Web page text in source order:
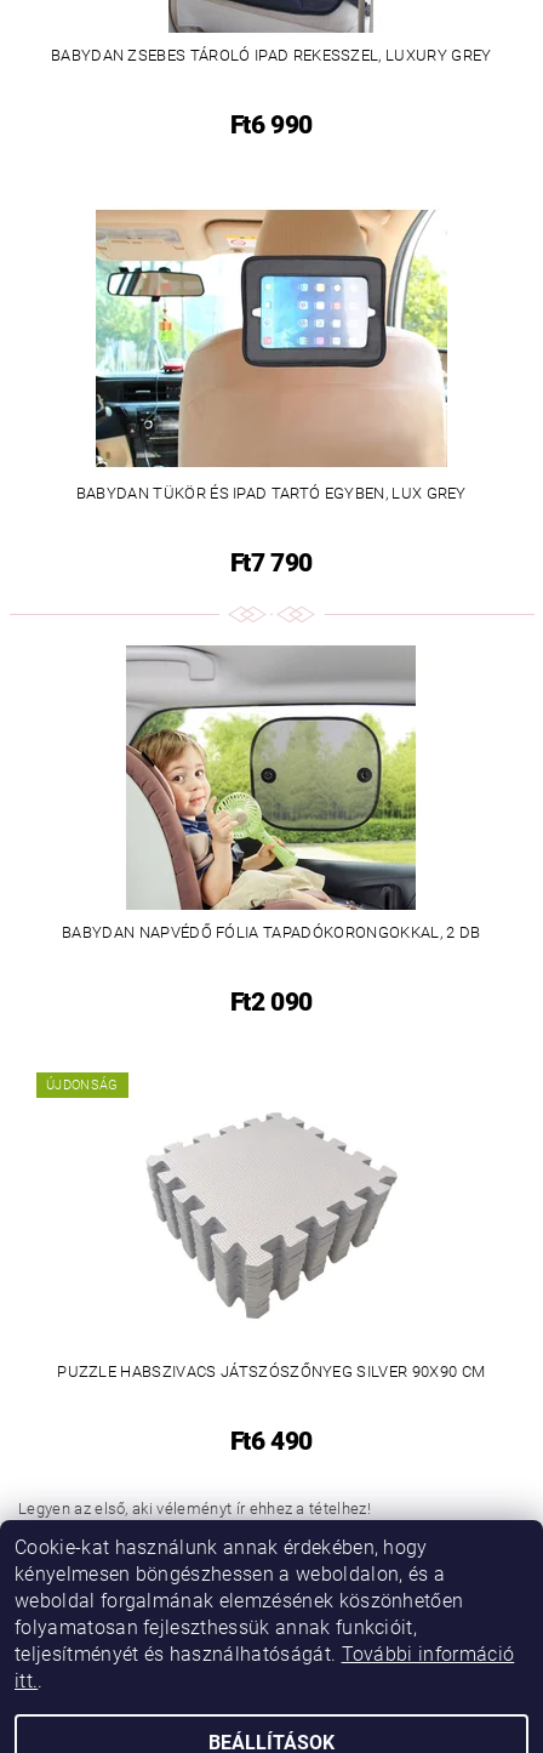
BABYDAN ZSEBES TÁROLÓ IPAD REKESSZEL, LUXURY GREY
Ft6 990
BABYDAN TÜKÖR ÉS IPAD TARTÓ EGYBEN, LUX GREY
Ft7 790
BABYDAN NAPVÉDŐ FÓLIA TAPADÓKORONGOKKAL, 2 DB
Ft2 090
ÚJDONSÁG
PUZZLE HABSZIVACS JÁTSZÓSZŐNYEG SILVER 90X90 CM
Ft6 490
Legyen az első, aki véleményt ír ehhez a tételhez!
Hozzászólás hozzáadása
Cookie-kat használunk annak érdekében, hogy
kényelmesen böngészhessen a weboldalon, és a
weboldal forgalmának elemzésének köszönhetően
folyamatosan fejleszthessük annak funkcióit,
teljesítményét és használhatóságát. További információ
itt..
BEÁLLÍTÁSOK